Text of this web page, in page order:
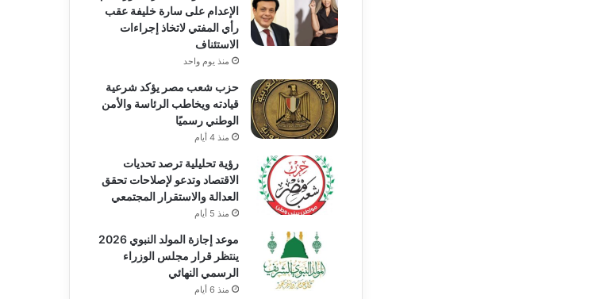
الإعدام على سارة خليفة عقب
رأي المفتي لاتخاذ إجراءات
الاستئناف
منذ يوم واحد
حزب شعب مصر يؤكد شرعية
قيادته ويخاطب الرئاسة والأمن
الوطني رسميًا
منذ 4 أيام
رؤية تحليلية ترصد تحديات
الاقتصاد وتدعو لإصلاحات تحقق
العدالة والاستقرار المجتمعي
منذ 5 أيام
موعد إجازة المولد النبوي 2026
ينتظر قرار مجلس الوزراء
الرسمي النهائي
منذ 6 أيام